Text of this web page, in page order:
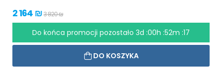
2 164 ₪3 820 ₪
Do końca promocji pozostało 3d :00h :52m :17
DO KOSZYKA